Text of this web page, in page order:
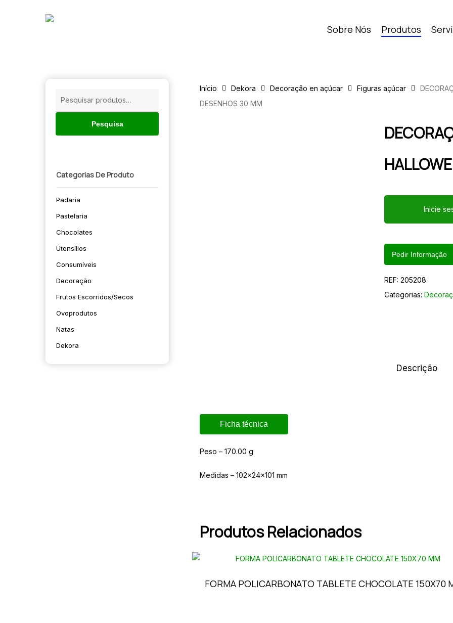
🔍
Sobre Nós Produtos
Pesquisa
Categorias De Produto
Padaria
Pastelaria
Chocolates
Utensílios
Consumíveis
Decoração
Frutos Escorridos/secos
Ovoprodutos
Natas
Dekora
Início Dekora Decoração en açúcar Figuras açúcar
DESENHOS 30 MM
Inicie
Pedir Informação
REF:205208
Categorias:
Descrição
Ficha técnica
Peso – 170.00 g
Medidas – 102x24x101 mm
Produtos Relacionados
FORMA POLICARBONATO TABLETE CHOCOLATE 150X70